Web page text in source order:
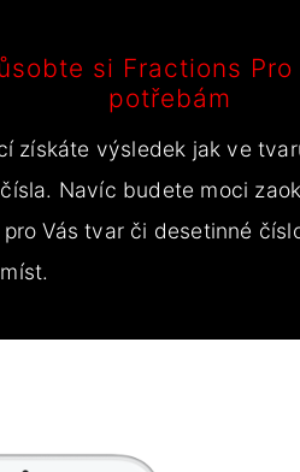
si Fractions
potřebám
získáte výsledek jak ve
Navíc budete moci
Vás tvar či desetinné